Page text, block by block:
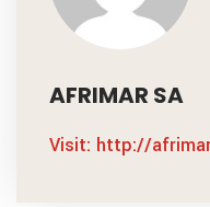
AFRIMAR SA
Visit: http://